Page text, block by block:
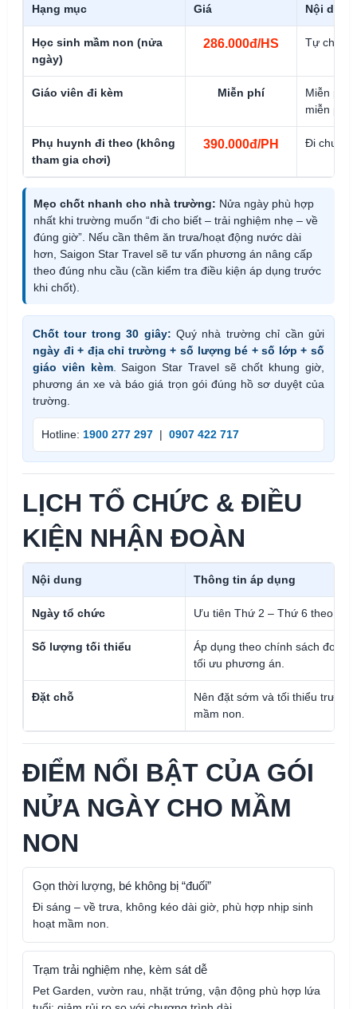
Hạng mục Giá Nội dung
Học sinh mầm non (nửa
ngày)
286.000đ/HS Tự chọn
Giáo viên đi kèm Miễn phí
Miễn phí
miễn phí
Phụ huynh đi theo (không
tham gia chơi)
390.000đ/PH Đi chung
Mẹo chốt nhanh cho nhà trường: Nửa ngày phù hợp
nhất khi trường muốn “đi cho biết – trải nghiệm nhẹ – về
đúng giờ”. Nếu cần thêm ăn trưa/hoạt động nước dài
hơn, Saigon Star Travel sẽ tư vấn phương án nâng cấp
theo đúng nhu cầu (cần kiểm tra điều kiện áp dụng trước
khi chốt).
Chốt tour trong 30 giây: Quý nhà trường chỉ cần gửi
ngày đi + địa chỉ trường + số lượng bé + số lớp + số
giáo viên kèm. Saigon Star Travel sẽ chốt khung giờ,
phương án xe và báo giá trọn gói đúng hồ sơ duyệt của
trường.
Hotline: 1900 277 297 | 0907 422 717
LỊCH TỔ CHỨC & ĐIỀU
KIỆN NHẬN ĐOÀN
Nội dung Thông tin áp dụng
Ngày tổ chức Ưu tiên Thứ 2 – Thứ 6 theo
Số lượng tối thiểu
Áp dụng theo chính sách đoàn
tối ưu phương án.
Đặt chỗ
Nên đặt sớm và tối thiểu trước
mầm non.
ĐIỂM NỔI BẬT CỦA GÓI
NỬA NGÀY CHO MẦM
NON
Gọn thời lượng, bé không bị “đuối”
Đi sáng – về trưa, không kéo dài giờ, phù hợp nhịp sinh
hoạt mầm non.
Trạm trải nghiệm nhẹ, kèm sát dễ
Pet Garden, vườn rau, nhặt trứng, vận động phù hợp lứa